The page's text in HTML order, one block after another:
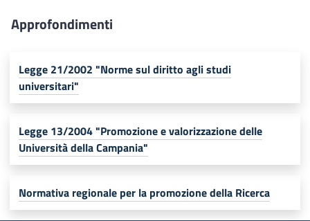
Approfondimenti
Legge 21/2002 "Norme sul diritto agli studi
universitari"
Legge 13/2004 "Promozione e valorizzazione delle
Università della Campania"
Normativa regionale per la promozione della Ricerca